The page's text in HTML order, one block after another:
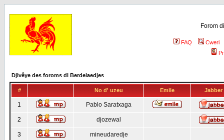
Forom
FAQ
Cweri
Djivêye des foroms di Berdelaedjes
# No d' uzeu Emile Jabber
1 Pablo Saratxaga
2 djozewal
3 mineudaredje